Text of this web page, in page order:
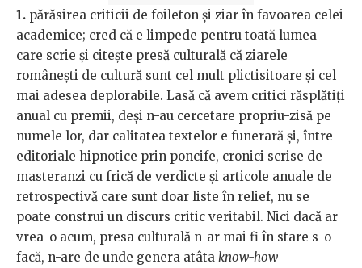
1. părăsirea criticii de foileton și ziar în favoarea celei
academice; cred că e limpede pentru toată lumea
care scrie și citește presă culturală că ziarele
românești de cultură sunt cel mult plictisitoare și cel
mai adesea deplorabile. Lasă că avem critici răsplătiți
anual cu premii, deși n-au cercetare propriu-zisă pe
numele lor, dar calitatea textelor e funerară și, între
editoriale hipnotice prin poncife, cronici scrise de
masteranzi cu frică de verdicte și articole anuale de
retrospectivă care sunt doar liste în relief, nu se
poate construi un discurs critic veritabil. Nici dacă ar
vrea-o acum, presa culturală n-ar mai fi în stare s-o
facă, n-are de unde genera atâta know-how